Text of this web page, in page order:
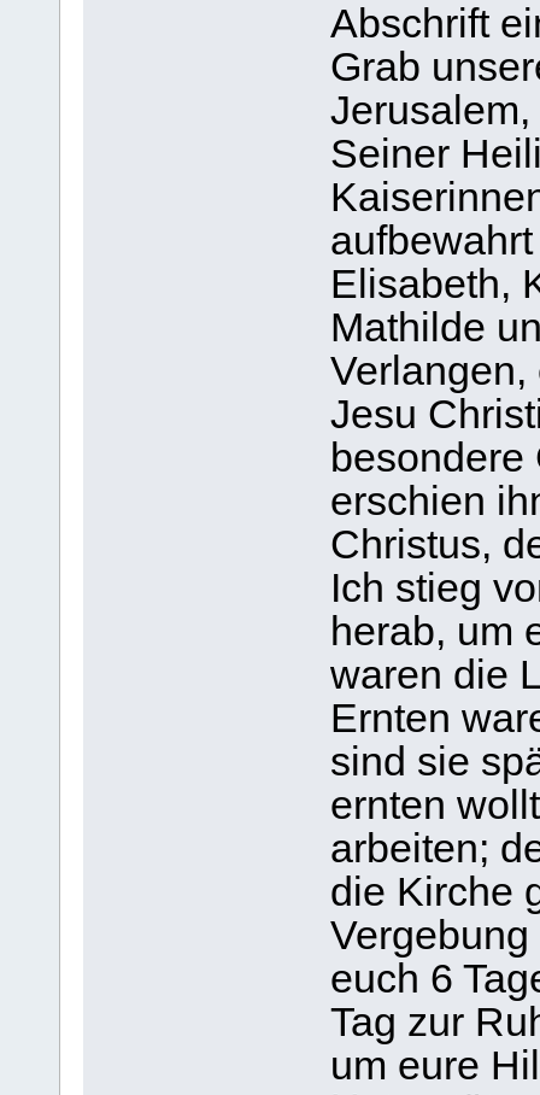
Abschrift
Grab
Seiner
Elisabeth,
Mathilde
Jesu
besondere
erschien
Christus,
Ich stieg
herab, um
waren die
Ernten
sind sie
ernten
arbeiten;
die Kirche
euch 6
Tag zur
um eure